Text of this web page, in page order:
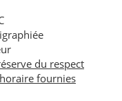
du respect
fournies